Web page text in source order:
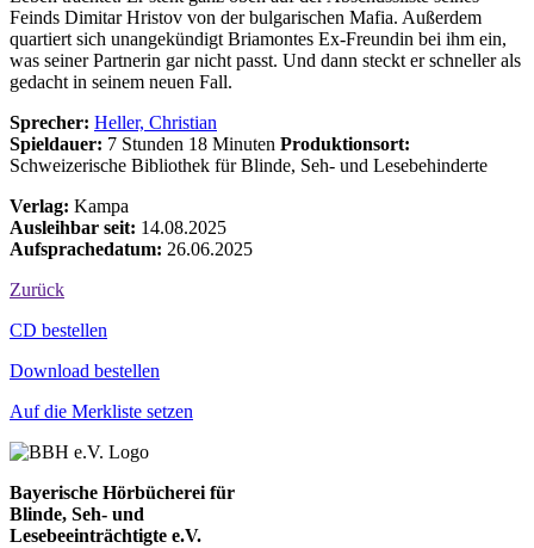
Feinds Dimitar Hristov von der bulgarischen Mafia. Außerdem
quartiert sich unangekündigt Briamontes Ex-Freundin bei ihm ein,
was seiner Partnerin gar nicht passt. Und dann steckt er schneller als
gedacht in seinem neuen Fall.
Sprecher: Heller, Christian
Spieldauer: 7 Stunden 18 Minuten Produktionsort:
Schweizerische Bibliothek für Blinde, Seh- und Lesebehinderte
Verlag: Kampa
Ausleihbar seit: 14.08.2025
Aufsprachedatum: 26.06.2025
Zurück
Bestell-Aktionen
CD bestellen
Download bestellen
Auf die Merkliste setzen
Bayerische Hörbücherei für
Blinde, Seh- und
Lesebeeinträchtigte e.V.